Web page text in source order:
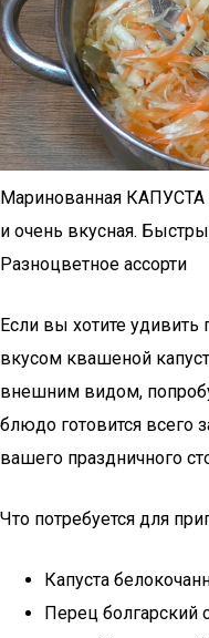
Маринованная КАПУСТА
и очень вкусная.
Разноцветное ассорти
Если вы хотите удивить
вкусом квашеной
внешним видом,
блюдо готовится всего
вашего праздничного
Что потребуется для
Капуста
Перец болгарский